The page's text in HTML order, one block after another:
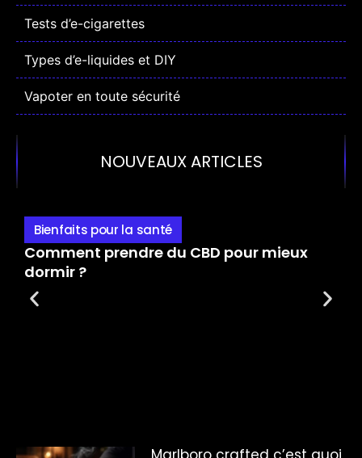
Tests d’e-cigarettes
Types d’e-liquides et DIY
Vapoter en toute sécurité
NOUVEAUX ARTICLES
Bienfaits pour la santé
Comment prendre du CBD pour mieux
dormir ?